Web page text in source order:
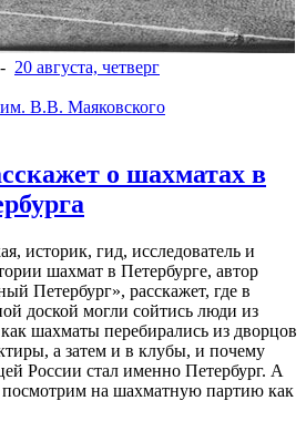
- 20 августа, четверг
В.В. Маяковского
о шахматах в
историк, гид, исследователь и
шахмат в Петербурге, автор
Петербург», расскажет, где в
доской могли сойтись люди из
шахматы перебирались из дворцов
а затем и в клубы, и почему
России стал именно Петербург. А
посмотрим на шахматную партию как